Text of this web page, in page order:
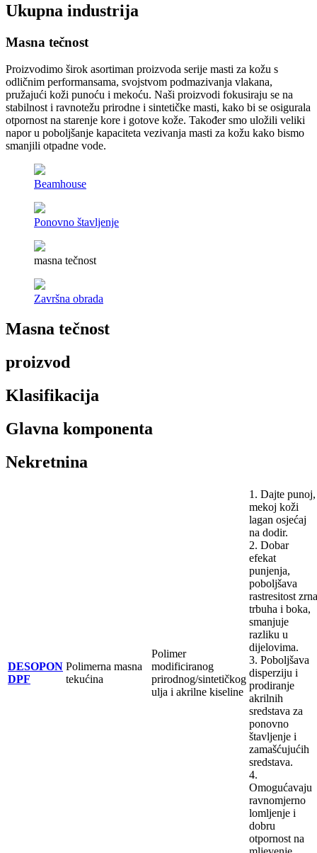
Ukupna industrija
Masna tečnost
Proizvodimo širok asortiman proizvoda serije masti za kožu s
odličnim performansama, svojstvom podmazivanja vlakana,
pružajući koži punoću i mekoću. Naši proizvodi fokusiraju se na
stabilnost i ravnotežu prirodne i sintetičke masti, kako bi se osigurala
otpornost na starenje kore i gotove kože. Također smo uložili veliki
napor u poboljšanje kapaciteta vezivanja masti za kožu kako bismo
smanjili otpadne vode.
Beamhouse
Ponovno štavljenje
masna tečnost
Završna obrada
Masna tečnost
proizvod
Klasifikacija
Glavna komponenta
Nekretnina
DESOPON
DPF
Polimerna masna
tekućina
Polimer
modificiranog
prirodnog/sintetičkog
ulja i akrilne kiseline
1. Dajte punoj,
mekoj koži
lagan osjećaj
na dodir.
2. Dobar
efekat
punjenja,
poboljšava
rastresitost zrna
trbuha i boka,
smanjuje
razliku u
dijelovima.
3. Poboljšava
disperziju i
prodiranje
akrilnih
sredstava za
ponovno
štavljenje i
zamašćujućih
sredstava.
4.
Omogućavaju
ravnomjerno
lomljenje i
dobru
otpornost na